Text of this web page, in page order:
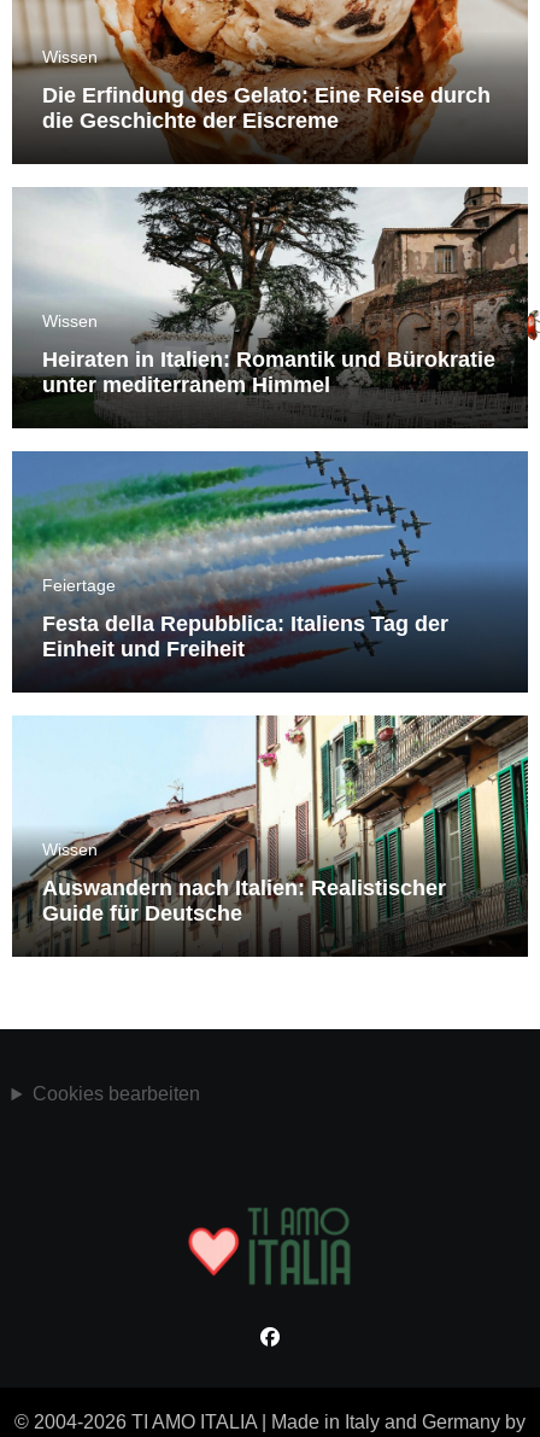
Wissen
Die Erfindung des Gelato: Eine Reise durch
die Geschichte der Eiscreme
Wissen
Heiraten in Italien: Romantik und Bürokratie
unter mediterranem Himmel
Feiertage
Festa della Repubblica: Italiens Tag der
Einheit und Freiheit
Wissen
Auswandern nach Italien: Realistischer
Guide für Deutsche
Cookies bearbeiten
© 2004-2026 TI AMO ITALIA Made in Italy and Germany by